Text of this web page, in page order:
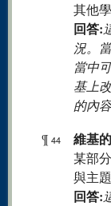
其他
回答:
況。
當中
基上
的內
¶ 44 維基
某部
與主
回答: